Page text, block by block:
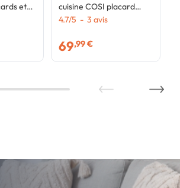
et
et
cuisine COSI placard
avec tioir et étagères à
plateaux façon hêtre
4.7/5 - 3 avis
69,99 €